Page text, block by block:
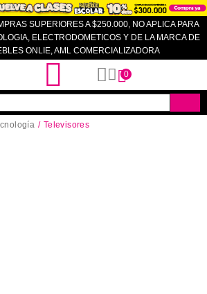
SUPERIORES A $250.000, NO APLICA PARA
ELECTRODOMETICOS Y DE LA MARCA DE
ONLIE, AML COMERCIALIZADORA
Almacenes SI
0
Televisores